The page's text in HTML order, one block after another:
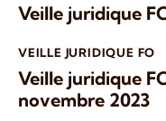
Veille juridique
VEILLE JURIDIQUE FO
Veille juridique
novembre 2023